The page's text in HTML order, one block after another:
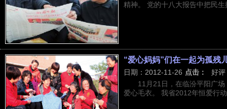
精神。 党的十八大报告中把民
“爱心妈妈”们在一起为孤残
日期：2012-11-26 点击：
好评
11月21日，在临汾平阳广
爱心毛衣。 我省2012年恒爱行